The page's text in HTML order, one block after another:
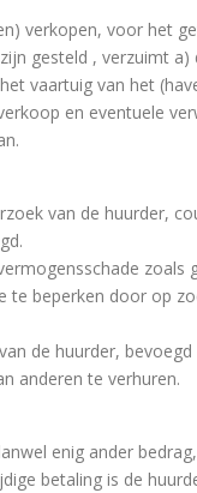
verkopen, voor het
gesteld , verzuimt
vaartuig van het
en eventuele
van de huurder,
zoals
beperken door op
de huurder,
anderen te verhuren.
enig ander
betaling is de